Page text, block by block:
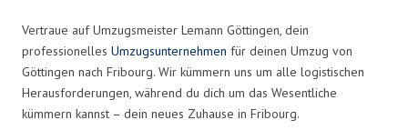
Vertraue auf Umzugsmeister Lemann Göttingen, dein
professionelles Umzugsunternehmen für deinen Umzug von
Göttingen nach Fribourg. Wir kümmern uns um alle logistischen
Herausforderungen, während du dich um das Wesentliche
kümmern kannst – dein neues Zuhause in Fribourg.